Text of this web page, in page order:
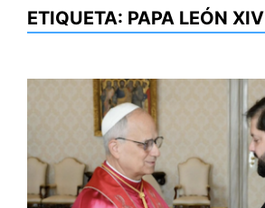
ETIQUETA: PAPA LEÓN XIV